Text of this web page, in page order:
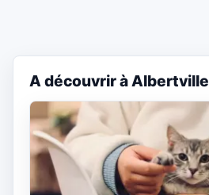
A découvrir à Albertville